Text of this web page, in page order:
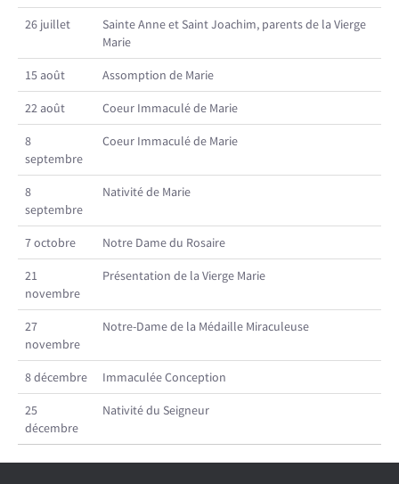
26 juillet
Sainte Anne et Saint Joachim, parents de la Vierge
Marie
15 août Assomption de Marie
22 août Coeur Immaculé de Marie
8
septembre
Coeur Immaculé de Marie
8
septembre
Nativité de Marie
7 octobre Notre Dame du Rosaire
21
novembre
Présentation de la Vierge Marie
27
novembre
Notre-Dame de la Médaille Miraculeuse
8 décembre Immaculée Conception
25
décembre
Nativité du Seigneur